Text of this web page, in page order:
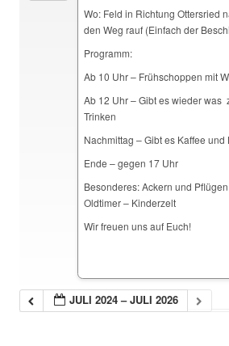
Wo: Feld in Richtung Ottersried
den Weg rauf (Einfach der
Programm:
Ab 10 Uhr – Frühschoppen mit
Ab 12 Uhr – Gibt es wieder was
Trinken
Nachmittag – Gibt es Kaffee und
Ende – gegen 17 Uhr
Besonderes: Ackern und
Oldtimer – Kinderzelt
Wir freuen uns auf Euch!
JULI 2024 – JULI 2026